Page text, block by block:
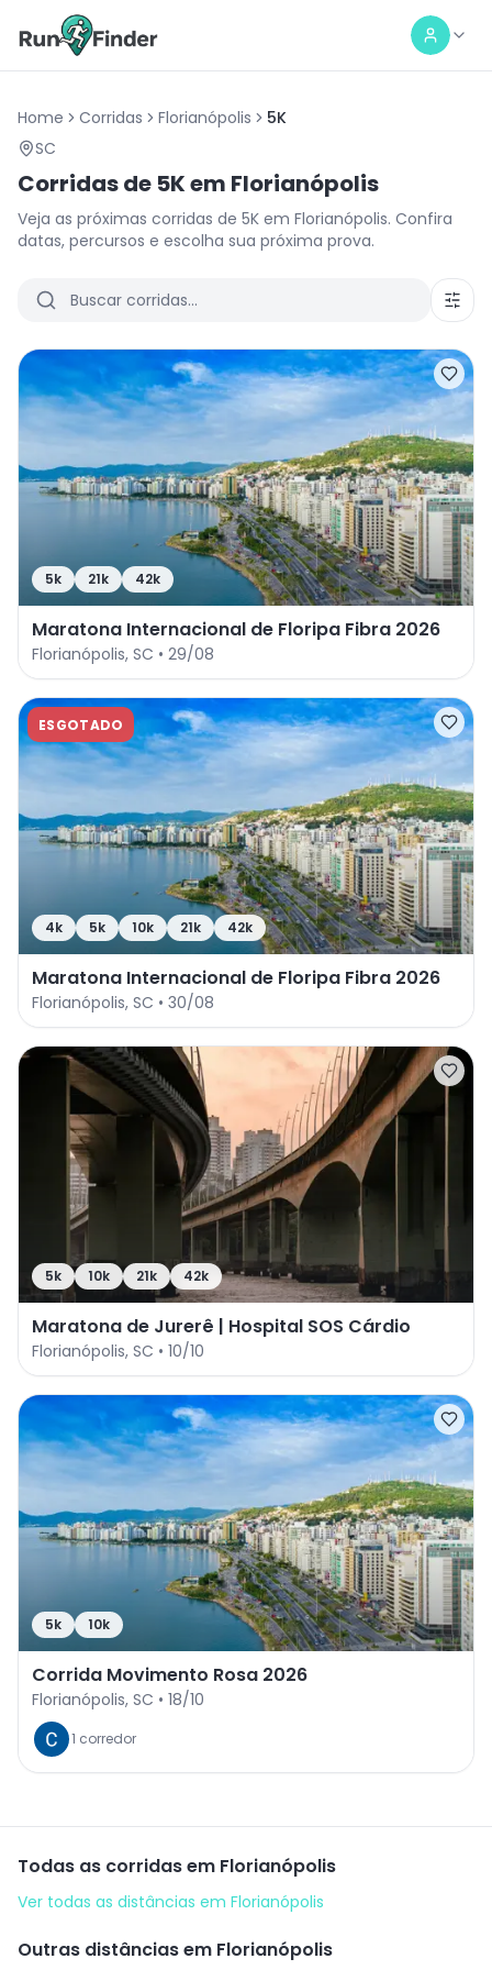
Home Corridas Florianópolis
5K
SC
Corridas de 5Kem Florianópolis
Veja as próximas corridas de 5K em Florianópolis. Confira
datas, percursos e escolha sua próxima prova.
5k 21k 42k
Maratona Internacional de Floripa Fibra 2026
Florianópolis, SC • 29/08
ESGOTADO
4k 5k 10k 21k 42k
Maratona Internacional de Floripa Fibra 2026
Florianópolis, SC • 30/08
5k 10k 21k 42k
Maratona de Jurerê | Hospital SOS Cárdio
Florianópolis, SC • 10/10
5k 10k
Corrida Movimento Rosa 2026
Florianópolis, SC • 18/10
1 corredor
Todas as corridas em Florianópolis
Ver todas as distâncias em Florianópolis
Outras distâncias em Florianópolis